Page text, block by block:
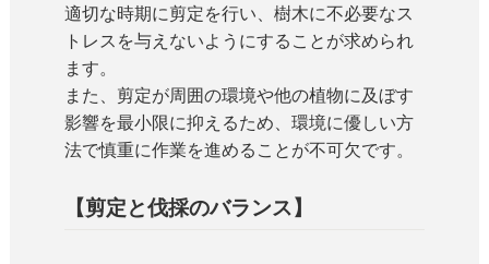
適切な時期に剪定を行い、樹木に不必要なス
トレスを与えないようにすることが求められ
ます。
また、剪定が周囲の環境や他の植物に及ぼす
影響を最小限に抑えるため、環境に優しい方
法で慎重に作業を進めることが不可欠です。
【剪定と伐採のバランス】